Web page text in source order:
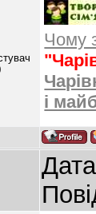
Чому
і